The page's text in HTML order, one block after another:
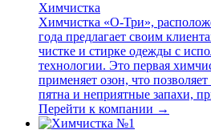
Химчистка
Химчистка «О-Три»,
года предлагает своим
чистке и стирке одежды с
технологии. Это первая
применяет озон, что
пятна и неприятные запахи,
Перейти к компании →